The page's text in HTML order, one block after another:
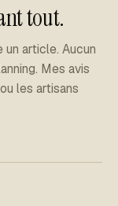
tout.
un article. Aucun
Mes avis
les artisans